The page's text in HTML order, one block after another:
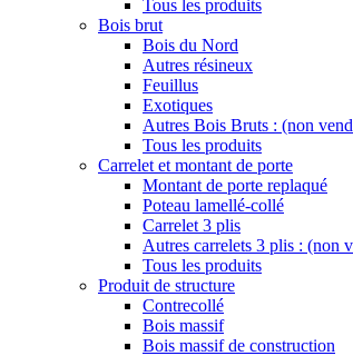
Tous les produits
Bois brut
Bois du Nord
Autres résineux
Feuillus
Exotiques
Autres Bois Bruts : (non
Tous les produits
Carrelet et montant de porte
Montant de porte replaqué
Poteau lamellé-collé
Carrelet 3 plis
Autres carrelets 3 plis : (non
Tous les produits
Produit de structure
Contrecollé
Bois massif
Bois massif de construction